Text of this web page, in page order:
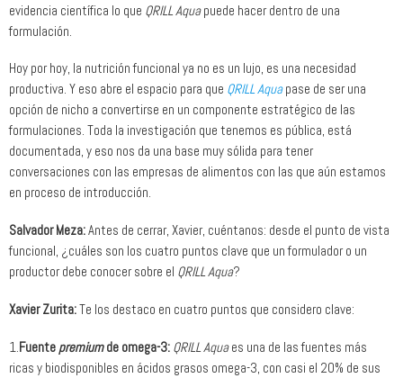
evidencia científica lo que QRILL Aquapuede hacer dentro de una
formulación.
Hoy por hoy, la nutrición funcional ya no es un lujo, es una necesidad
productiva. Y eso abre el espacio para que QRILL Aquapase de ser una
opción de nicho a convertirse en un componente estratégico de las
formulaciones. Toda la investigación que tenemos es pública, está
documentada, y eso nos da una base muy sólida para tener
conversaciones con las empresas de alimentos con las que aún estamos
en proceso de introducción.
Salvador Meza:Antes de cerrar, Xavier, cuéntanos: desde el punto de vista
funcional, ¿cuáles son los cuatro puntos clave que un formulador o un
productor debe conocer sobre el QRILL Aqua?
Xavier Zurita:Te los destaco en cuatro puntos que considero clave:
1. Fuente premiumde omega-3: QRILL Aquaes una de las fuentes más
ricas y biodisponibles en ácidos grasos omega-3, con casi el 20% de sus